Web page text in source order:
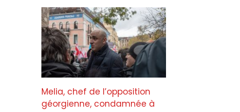
Melia, chef de l’opposition
géorgienne, condamnée à